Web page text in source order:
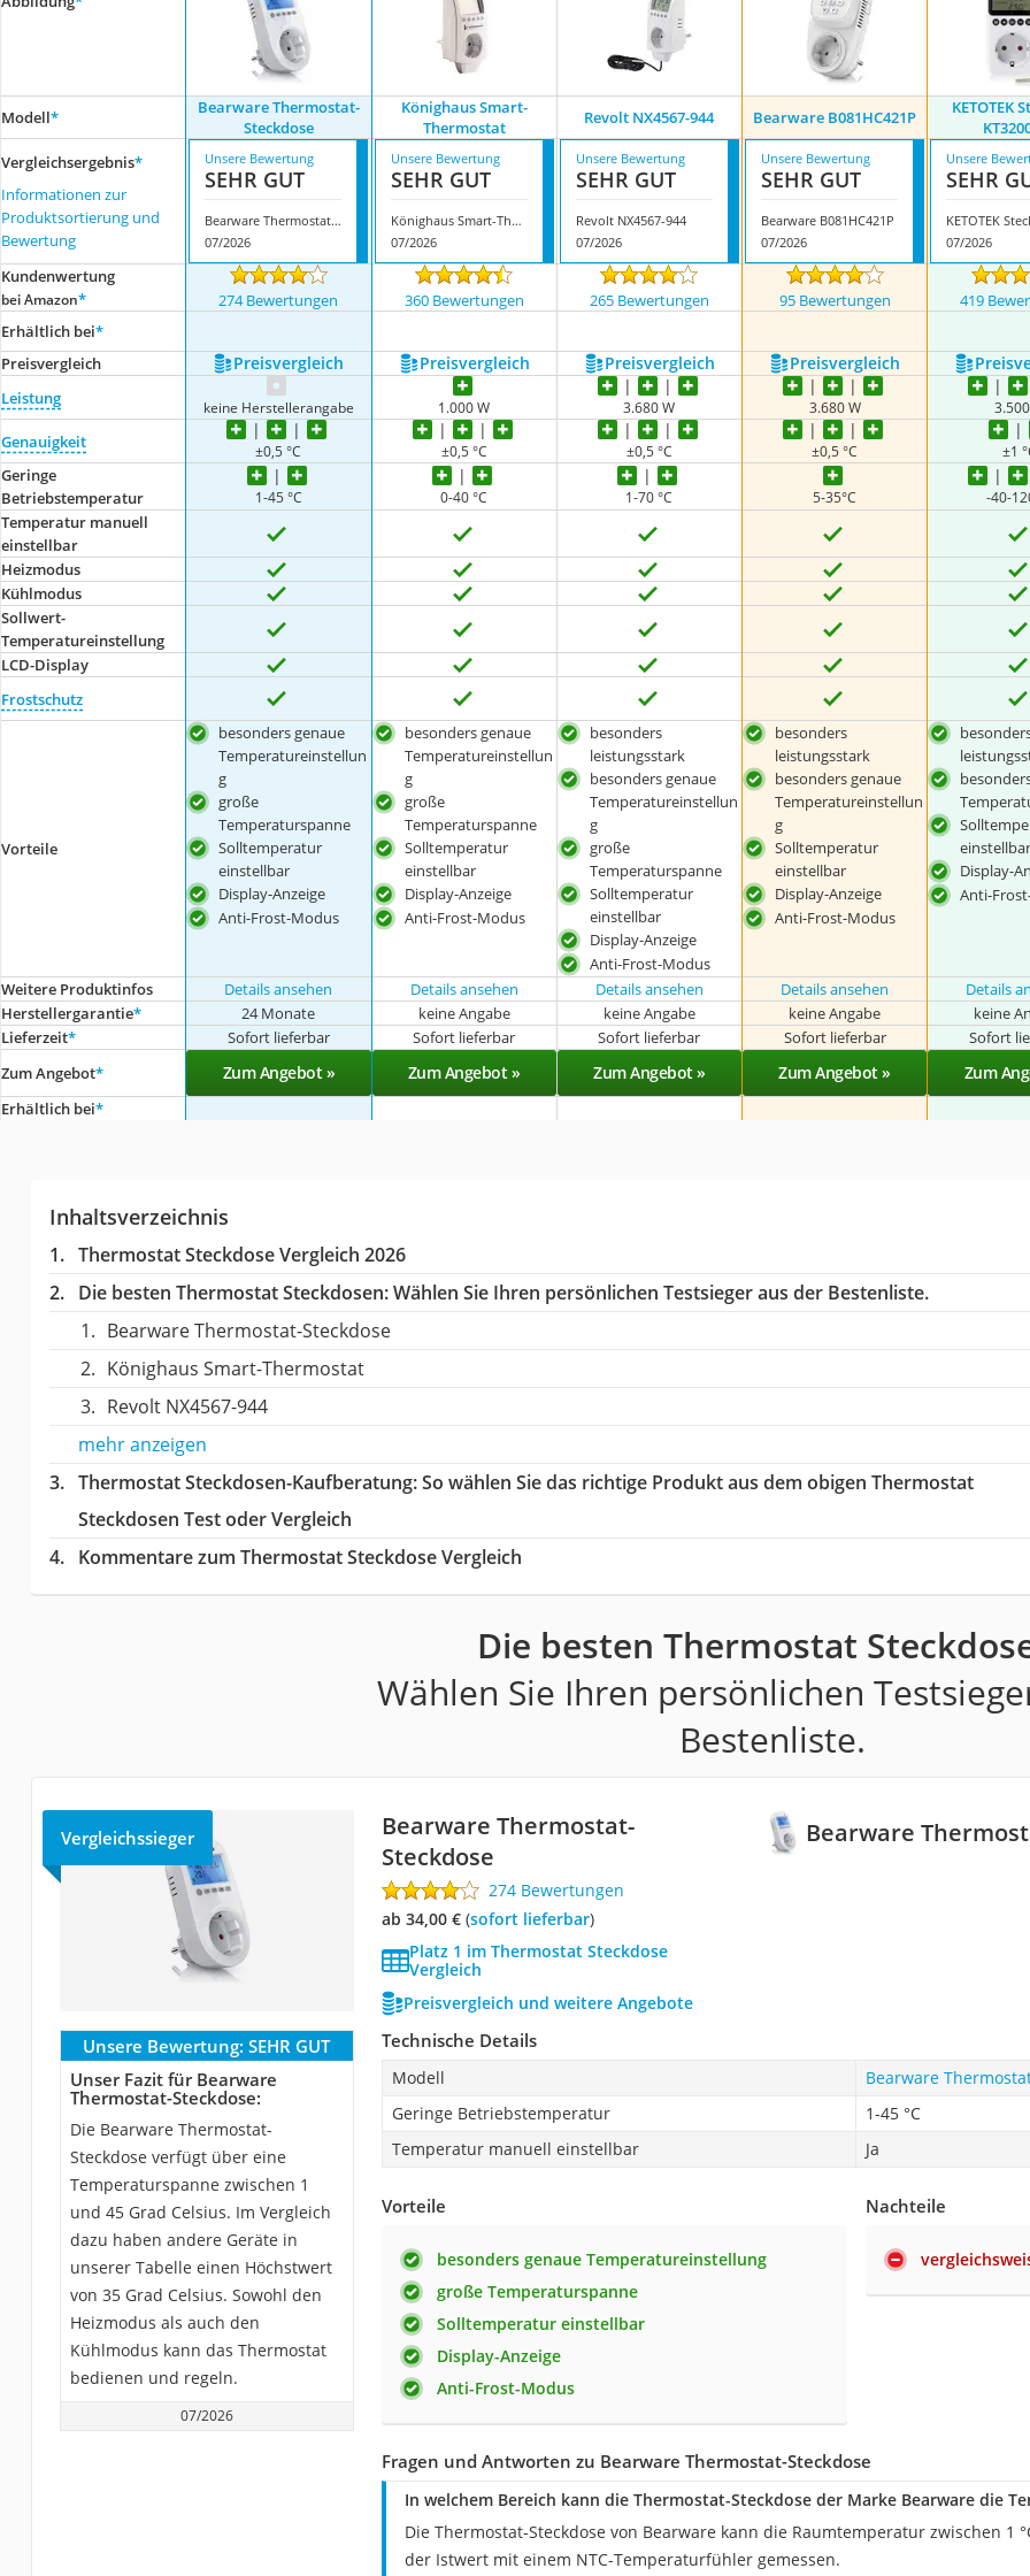
Modell*
Bearware Thermostat-
Steckdose
Könighaus Smart-
Thermostat
Revolt NX4567-944 Bearware B081HC421P
KETOTEK
Vergleichsergebnis*
Informationen zur
Produktsortierung und
Bewertung
Unsere Bewertung
SEHR GUT
Bearware Thermostat-Steckdose
07/2026
Unsere Bewertung
SEHR GUT
Könighaus Smart-Thermostat
07/2026
Unsere Bewertung
SEHR GUT
Revolt NX4567-944
07/2026
Unsere Bewertung
SEHR GUT
Bearware B081HC421P
07/2026
Unsere
SEHR
07/2026
Kundenwertung
bei Amazon* 274 Bewertungen 360 Bewertungen 265 Bewertungen 95 Bewertungen
419
Erhältlich bei*
Preis­vergleich
Preis­vergleich Preis­vergleich Preis­vergleich Preis­vergleich
Leistung keine Herstellerangabe 1.000 W 3.680 W 3.680 W
Genauigkeit ±0,5 °C ±0,5 °C ±0,5 °C ±0,5 °C ±1
Geringe
Betriebstemperatur
1-45 °C 0-40 °C 1-70 °C 5-35°C -40-
Temperatur manuell
einstellbar
Heizmodus
Kühlmodus
Sollwert-
Temperatureinstellung
LCD-Display
Frostschutz
Vorteile
besonders genaue
Temperatureinstellun
g
große
Temperaturspanne
Solltemperatur
einstellbar
Display-Anzeige
Anti-Frost-Modus
besonders genaue
Temperatureinstellun
g
große
Temperaturspanne
Solltemperatur
einstellbar
Display-Anzeige
Anti-Frost-Modus
besonders
leistungsstark
besonders genaue
Temperatureinstellun
g
große
Temperaturspanne
Solltemperatur
einstellbar
Display-Anzeige
Anti-Frost-Modus
besonders
leistungsstark
besonders genaue
Temperatureinstellun
g
Solltemperatur
einstellbar
Display-Anzeige
Anti-Frost-Modus
Display-
Anti-
Weitere Produktinfos Details ansehen Details ansehen Details ansehen Details ansehen
Details
Herstellergarantie* 24 Monate keine Angabe keine Angabe keine Angabe
keine
Lieferzeit* Sofort lieferbar Sofort lieferbar Sofort lieferbar Sofort lieferbar
Sofort
Zum Angebot* Zum Angebot » Zum Angebot » Zum Angebot » Zum Angebot » Zum
Erhältlich bei*
Inhaltsverzeichnis
Thermostat Steckdose Vergleich 2026
Die besten Thermostat Steckdosen:Wählen Sie Ihren persönlichen Testsieger aus der Bestenliste.
Bearware Thermostat-Steckdose
Könighaus Smart-Thermostat
Revolt NX4567-944
mehr anzeigen
Thermostat Steckdosen-Kaufberatung: So wählen Sie das richtige Produkt aus dem obigen Thermostat
Steckdosen Test oder Vergleich
Kommentare zum Thermostat Steckdose Vergleich
Die besten Thermostat
Wählen Sie Ihren persönlichen
Bestenliste.
Bearware
Vergleichssieger
Bearware Thermostat-
Steckdose
274 Bewertungen
ab 34,00 €( Sofort lieferbar)
Platz 1 im Thermostat Steckdose
Vergleich
Preisvergleich und weitere Angebote
Unsere Bewertung: SEHR GUT
Unser Fazit für Bearware
Thermostat-Steckdose:
Die Bearware Thermostat-
Steckdose verfügt über eine
Temperaturspanne zwischen 1
und 45 Grad Celsius. Im Vergleich
dazu haben andere Geräte in
unserer Tabelle einen Höchstwert
von 35 Grad Celsius. Sowohl den
Heizmodus als auch den
Kühlmodus kann das Thermostat
bedienen und regeln.
07/2026
Technische Details
Modell
Bearware
Geringe Betriebstemperatur
1-45 °C
Temperatur manuell einstellbar
Ja
Vorteile
besonders genaue Temperatureinstellung
große Temperaturspanne
Solltemperatur einstellbar
Display-Anzeige
Anti-Frost-Modus
Nachteile
Fragen und Antworten zu Bearware Thermostat-Steckdose
In welchem Bereich kann die Thermostat-Steckdose der Marke Bearware die
Die Thermostat-Steckdose von Bearware kann die Raumtemperatur zwischen 1
der Istwert mit einem NTC-Temperaturfühler gemessen.